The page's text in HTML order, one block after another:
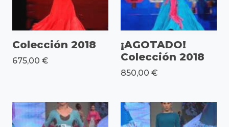
Colección 2018
675,00 €
¡AGOTADO!
Colección 2018
850,00 €